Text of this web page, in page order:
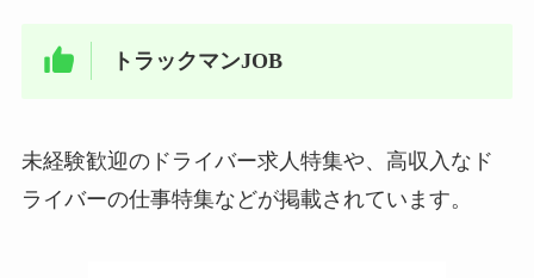
トラックマンJOB
未経験歓迎のドライバー求人特集や、高収入なド
ライバーの仕事特集などが掲載されています。